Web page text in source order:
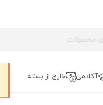
آکادمی خارج از بسته